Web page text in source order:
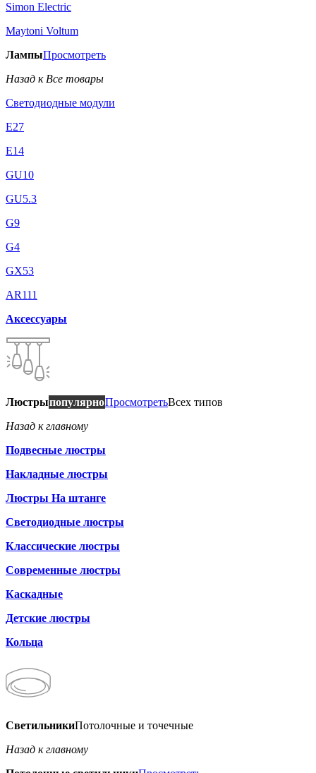
Simon Electric
Maytoni Voltum
ЛампыПросмотреть
Назад к Все товары
Светодиодные модули
E27
E14
GU10
GU5.3
G9
G4
GX53
AR111
Аксессуары
ЛюстрыпопулярноПросмотретьВсех типов
Назад к главному
Подвесные люстры
Накладные люстры
Люстры На штанге
Светодиодные люстры
Классические люстры
Современные люстры
Каскадные
Детские люстры
Кольца
СветильникиПотолочные и точечные
Назад к главному